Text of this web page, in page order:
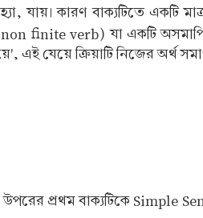
হ্যা, যায়। কারণ বাক্যটিতে একটি
finite verb) যা একটি
এই যেয়ে ক্রিয়াটি নিজের অর্থ
উপরের প্রথম বাক্যটিকে Simple